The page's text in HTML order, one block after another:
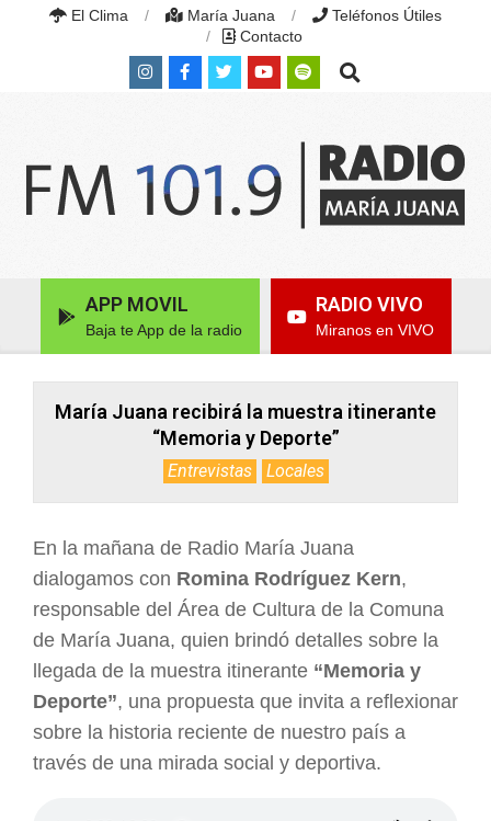
El Clima María Juana
Teléfonos Útiles
Contacto
Search
JUANA
FM
ARGENTINA
Navigation APP MOVIL
Baja te App de la radio
RADIO VIVO
Miranos en VIVO
María Juana recibirá la muestra itinerante
“Memoria y Deporte”
Entrevistas Locales
En la mañana de Radio María Juana
dialogamos con Romina Rodríguez Kern,
responsable del Área de Cultura de la Comuna
de María Juana, quien brindó detalles sobre la
llegada de la muestra itinerante “Memoria y
Deporte”, una propuesta que invita a reflexionar
sobre la historia reciente de nuestro país a
través de una mirada social y deportiva.